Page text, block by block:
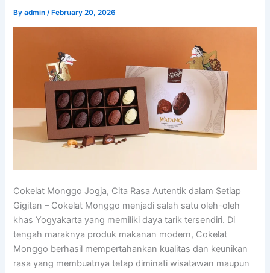
Byadmin/ February 20, 2026
Cokelat Monggo Jogja, Cita Rasa Autentik dalam Setiap
Gigitan – Cokelat Monggo menjadi salah satu oleh-oleh
khas Yogyakarta yang memiliki daya tarik tersendiri. Di
tengah maraknya produk makanan modern, Cokelat
Monggo berhasil mempertahankan kualitas dan keunikan
rasa yang membuatnya tetap diminati wisatawan maupun